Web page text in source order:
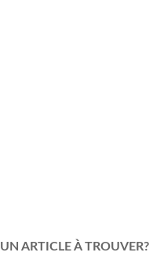
UN ARTICLE À TROUVER?